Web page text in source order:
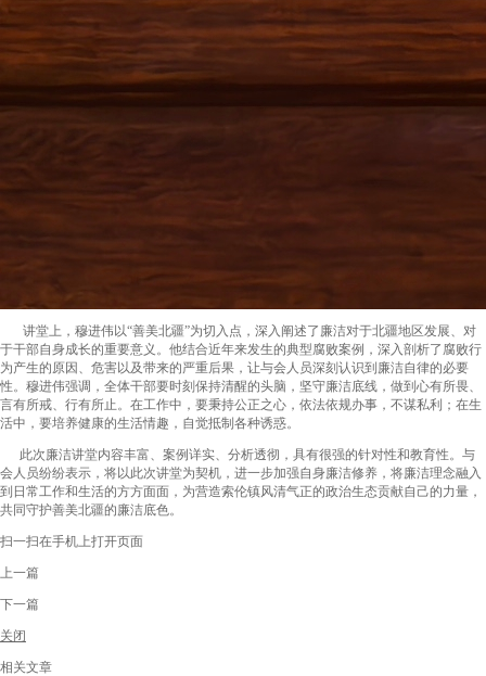
讲堂上，穆进伟以“善美北疆”为切入点，深入阐述了廉洁对于北疆地区发展、对
于干部自身成长的重要意义。他结合近年来发生的典型腐败案例，深入剖析了腐败行
为产生的原因、危害以及带来的严重后果，让与会人员深刻认识到廉洁自律的必要
性。穆进伟强调，全体干部要时刻保持清醒的头脑，坚守廉洁底线，做到心有所畏、
言有所戒、行有所止。在工作中，要秉持公正之心，依法依规办事，不谋私利；在生
活中，要培养健康的生活情趣，自觉抵制各种诱惑。
此次廉洁讲堂内容丰富、案例详实、分析透彻，具有很强的针对性和教育性。与
会人员纷纷表示，将以此次讲堂为契机，进一步加强自身廉洁修养，将廉洁理念融入
到日常工作和生活的方方面面，为营造索伦镇风清气正的政治生态贡献自己的力量，
共同守护善美北疆的廉洁底色。
扫一扫在手机上打开页面
上一篇
下一篇
关闭
相关文章